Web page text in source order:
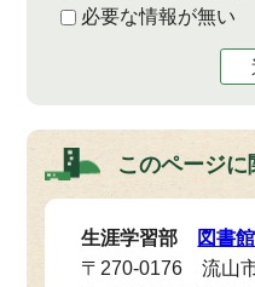
必要な情報が無い
このページに
生涯学習部
図書館
〒270-0176 流山